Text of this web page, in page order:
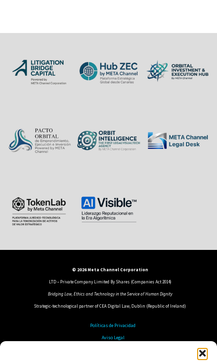
© 2026 Meta Channel Corporation
LTD – Private Company Limited By Shares (Companies Act 2014)
Bridging Law, Ethics and Technology in the Service of Human Dignity
Strategic-technological partner of CEA Digital Law, Dublin (Republic of Ireland)
Políticas de Privacidad
Aviso Legal